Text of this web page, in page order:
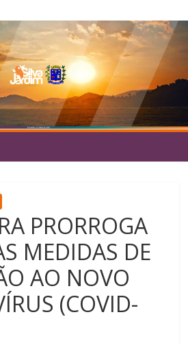
PRORROGA
MEDIDAS DE
AO NOVO
(COVID-